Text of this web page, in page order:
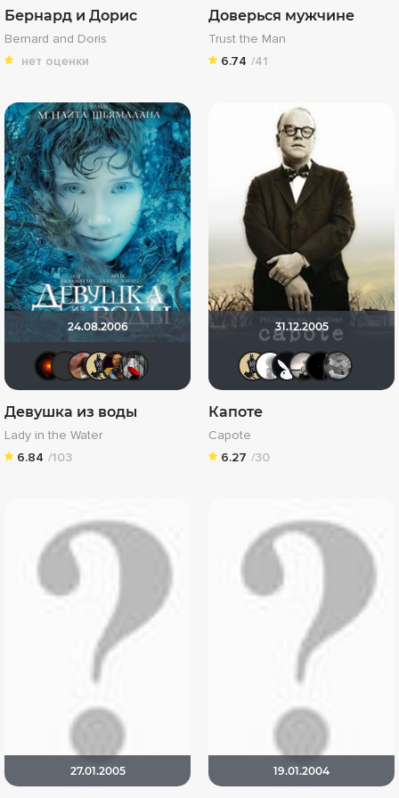
Бернард и Дорис
Bernard and Doris
нет оценки
Доверься мужчине
Trust the Man
6.74 /41
24.08.2006
LenyaLEX7YOKСова - ночная птица
Искушённый зритель
Мышь Белая
Девушка из воды
Lady in the Water
6.84 /103
31.12.2005
Derbish
~
Капоте
Capote
6.27 /30
27.01.2005 19.01.2004